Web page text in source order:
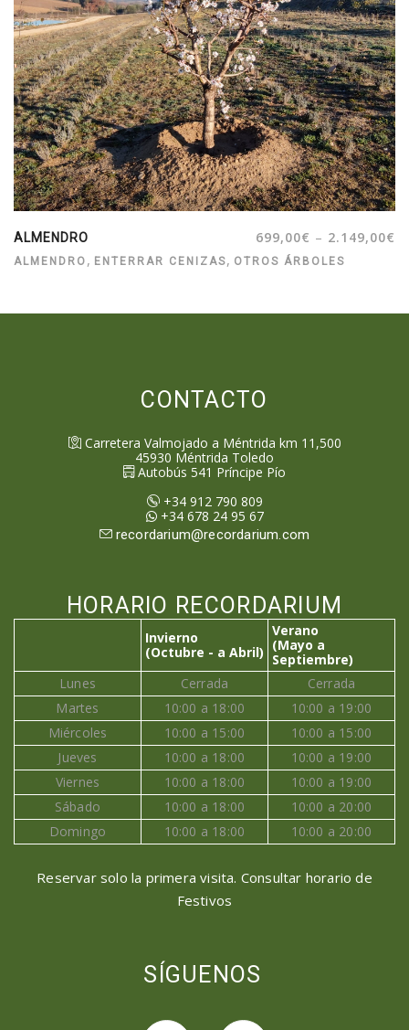
ALMENDRO 699,00€ – 2.149,00€
ALMENDRO , ENTERRAR CENIZAS, OTROS ÁRBOLES
CONTACTO
Carretera Valmojado a Méntrida km 11,500
45930 Méntrida Toledo
Autobús 541 Príncipe Pío
+34 912 790 809
+34 678 24 95 67
recordarium@recordarium.com
HORARIO RECORDARIUM
Invierno
(Octubre - a Abril)
Verano
(Mayo a
Septiembre)
Lunes
Cerrada
Cerrada
Martes
10:00 a 18:00
10:00 a 19:00
Miércoles
10:00 a 15:00
10:00 a 15:00
Jueves
10:00 a 18:00
10:00 a 19:00
Viernes
10:00 a 18:00
10:00 a 19:00
Sábado
10:00 a 18:00
10:00 a 20:00
Domingo
10:00 a 18:00 10:00 a 20:00
Reservar solo la primera visita. Consultar horario de
Festivos
SÍGUENOS